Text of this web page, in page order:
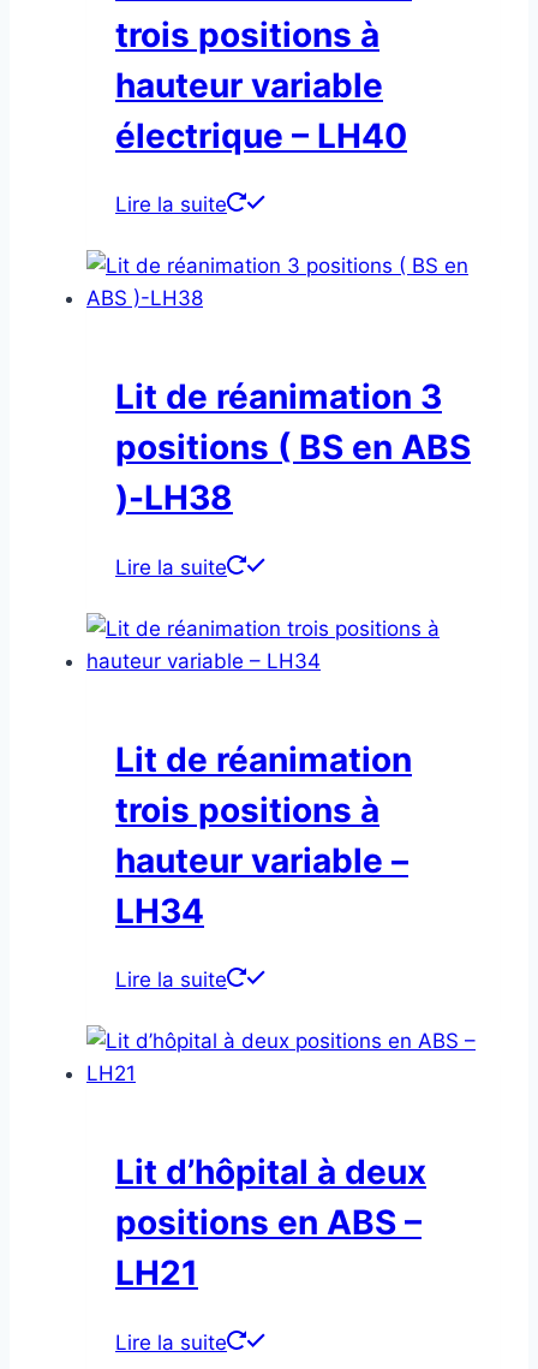
trois positions à
hauteur variable
électrique – LH40
Lire la suite
Lit de réanimation 3
positions ( BS en ABS
)-LH38
Lire la suite
Lit de réanimation
trois positions à
hauteur variable –
LH34
Lire la suite
Lit d’hôpital à deux
positions en ABS –
LH21
Lire la suite